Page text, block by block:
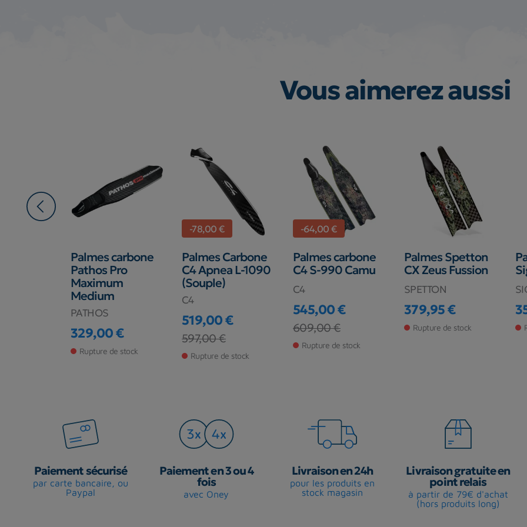
Vous aimerez aussi
Palmes carbone
Pathos Pro
Maximum
Medium
PATHOS
Prix
329,00 €
Rupture de stock
-78,00 €
Palmes Carbone
C4 Apnea L-1090
(Souple)
C4
Prix
519,00 €
Prix de base
597,00 €
Rupture de stock
-64,00 €
Palmes carbone
C4 S-990 Camu
C4
Prix
545,00 €
Prix de base
609,00 €
Rupture de stock
Palmes Spetton
CX Zeus Fussion
SPETTON
Prix
379,95 €
Rupture de stock
Paiement sécurisé
par carte bancaire, ou
Paypal
Paiement en 3 ou 4
fois
avec Oney
Livraison en 24h
pour les produits en
stock magasin
Livraison gratuite en
point relais
à partir de 79€ d'achat
(hors produits long)